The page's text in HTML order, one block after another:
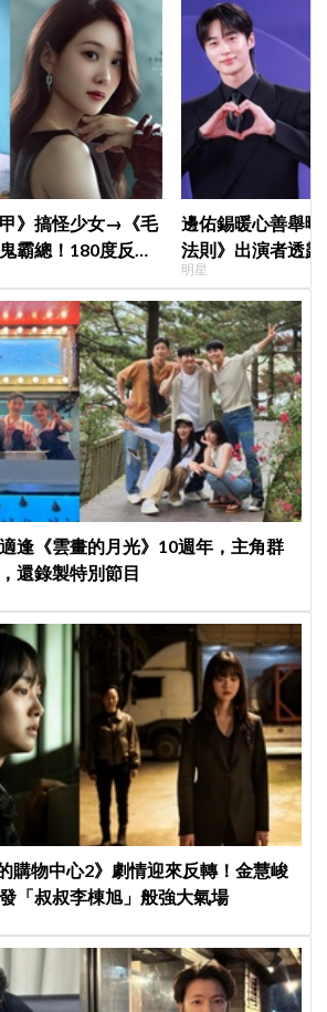
》搞怪少女→《毛
霸總！180度反差
」
邊佑錫暖心善舉
法則》出演者透
患者順利完成治療
明星
逢《雲畫的月光》10週年，主角群
還錄製特別節目
購物中心2》劇情迎來反轉！金慧峻
「叔叔李棟旭」般強大氣場